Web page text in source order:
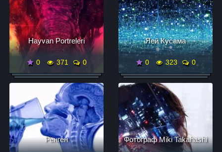
Hayvan Portreleri
0 371 0
Яей Кусама
0 323 0
Ренген Фотограф Miki Takahashi